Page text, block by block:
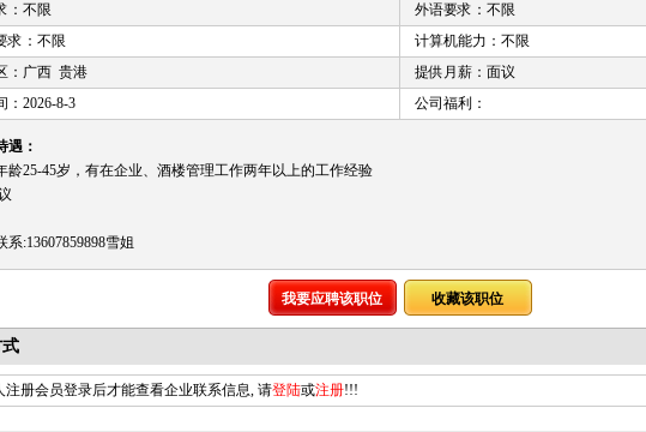
：不限
外语要求：不限
求：不限
计算机能力：不限
：广西 贵港
提供月薪：面议
：2026-8-3
公司福利：
遇：
龄25-45岁，有在企业、酒楼管理工作两年以上的工作经验
系:13607859898雪姐
我要应聘该职位 收藏该职位
注册会员登录后才能查看企业联系信息, 请登陆或注册!!!